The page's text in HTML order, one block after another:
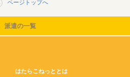
ページトップへ
遣の一覧
はたらこねっととは